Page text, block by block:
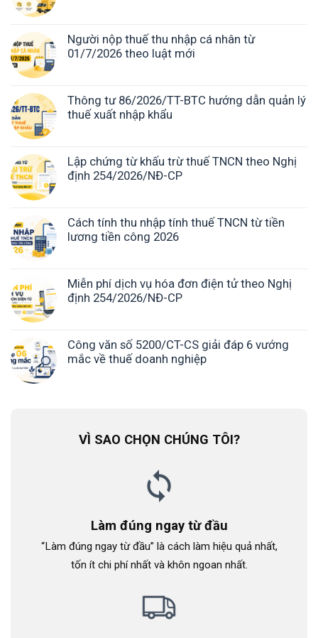
Người nộp thuế thu nhập cá nhân từ
01/7/2026 theo luật mới
Thông tư 86/2026/TT-BTC hướng dẫn quản lý
thuế xuất nhập khẩu
Lập chứng từ khấu trừ thuế TNCN theo Nghị
định 254/2026/NĐ-CP
Cách tính thu nhập tính thuế TNCN từ tiền
lương tiền công 2026
Miễn phí dịch vụ hóa đơn điện tử theo Nghị
định 254/2026/NĐ-CP
Công văn số 5200/CT-CS giải đáp 6 vướng
mắc về thuế doanh nghiệp
VÌ SAO CHỌN CHÚNG TÔI?
Làm đúng ngay từ đầu
“Làm đúng ngay từ đầu” là cách làm hiệu quả nhất,
tốn ít chi phí nhất và khôn ngoan nhất.